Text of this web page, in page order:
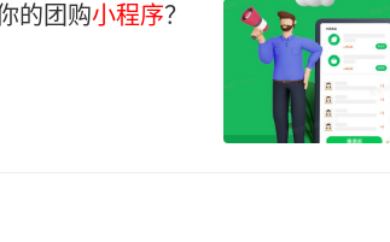
的团购小程序？